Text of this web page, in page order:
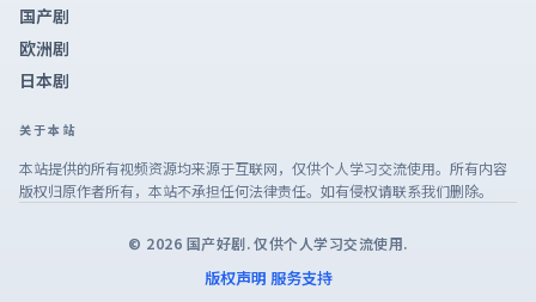
国产剧
欧洲剧
日本剧
关于本站
本站提供的所有视频资源均来源于互联网，仅供个人学习交流使用。所有内容
版权归原作者所有，本站不承担任何法律责任。如有侵权请联系我们删除。
© 2026 国产好剧. 仅供个人学习交流使用.
版权声明 服务支持